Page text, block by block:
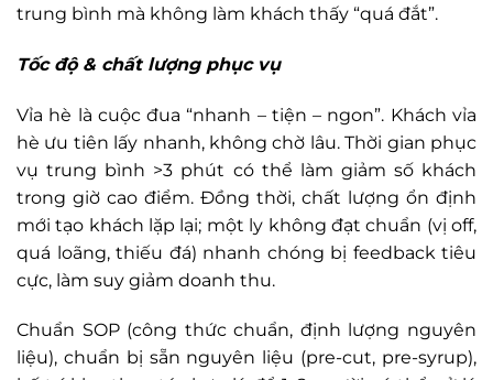
trung bình mà không làm khách thấy “quá đắt”.
Tốc độ & chất lượng phục vụ
Vỉa hè là cuộc đua “nhanh – tiện – ngon”. Khách vỉa
hè ưu tiên lấy nhanh, không chờ lâu. Thời gian phục
vụ trung bình >3 phút có thể làm giảm số khách
trong giờ cao điểm. Đồng thời, chất lượng ổn định
mới tạo khách lặp lại; một ly không đạt chuẩn (vị off,
quá loãng, thiếu đá) nhanh chóng bị feedback tiêu
cực, làm suy giảm doanh thu.
Chuẩn SOP (công thức chuẩn, định lượng nguyên
liệu), chuẩn bị sẵn nguyên liệu (pre-cut, pre-syrup),